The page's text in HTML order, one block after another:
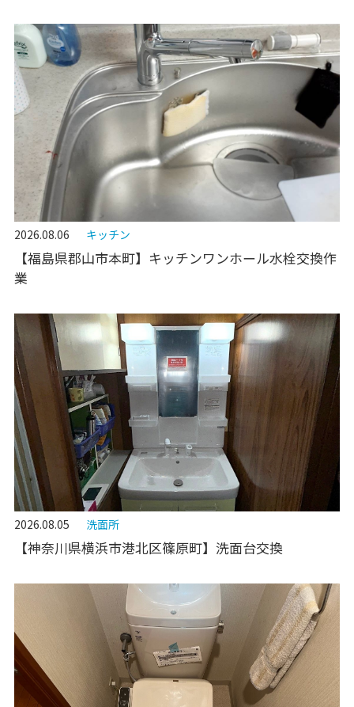
2026.08.06 キッチン
【福島県郡山市本町】キッチンワンホール水栓交換作
業
2026.08.05 洗面所
【神奈川県横浜市港北区篠原町】洗面台交換